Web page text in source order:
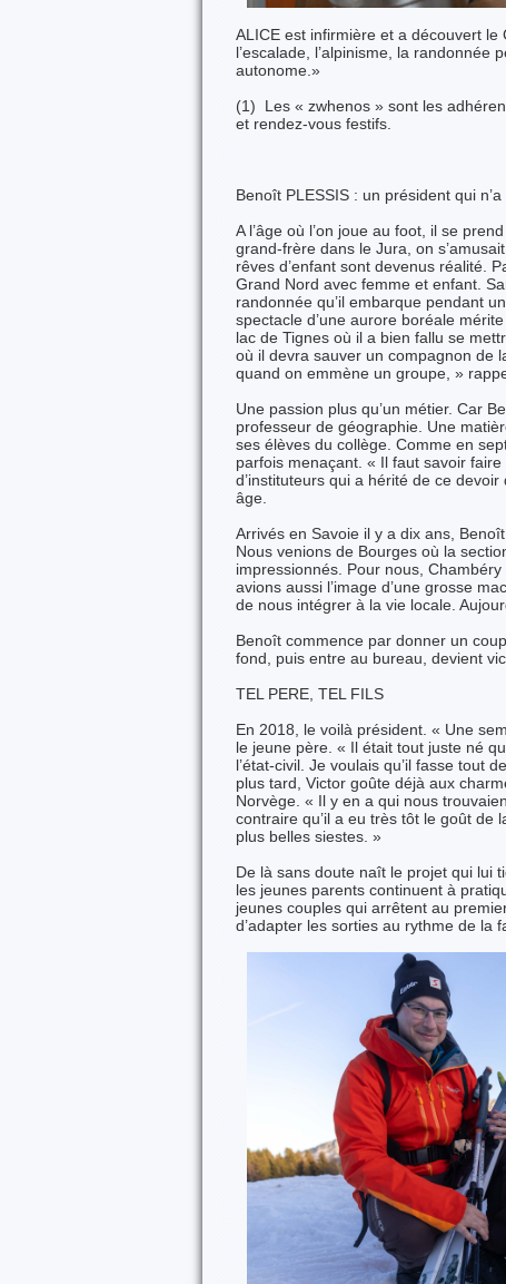
ALICE est infirmière et a découvert
l’escalade, l’alpinisme, la randonnée
autonome.»
(1) Les « zwhenos » sont les
et rendez-vous festifs.
Benoît PLESSIS : un président qui
A l’âge où l’on joue au foot, il se
grand-frère dans le Jura, on
rêves d’enfant sont devenus réalité.
Grand Nord avec femme et enfant.
randonnée qu’il embarque pendant
spectacle d’une aurore boréale
lac de Tignes où il a bien fallu se
où il devra sauver un compagnon de
quand on emmène un groupe, »
Une passion plus qu’un métier. Car
professeur de géographie. Une
ses élèves du collège. Comme en
parfois menaçant. « Il faut savoir
d’instituteurs qui a hérité de ce
âge.
Arrivés en Savoie il y a dix ans,
Nous venions de Bourges où la
impressionnés. Pour nous,
avions aussi l’image d’une grosse
de nous intégrer à la vie locale.
Benoît commence par donner un
fond, puis entre au bureau, devient
TEL PERE, TEL FILS
En 2018, le voilà président. « Une
le jeune père. « Il était tout juste né
l’état-civil. Je voulais qu’il fasse tout
plus tard, Victor goûte déjà aux
Norvège. « Il y en a qui nous
contraire qu’il a eu très tôt le goût de
plus belles siestes. »
De là sans doute naît le projet qui lui
les jeunes parents continuent à
jeunes couples qui arrêtent au
d’adapter les sorties au rythme de la